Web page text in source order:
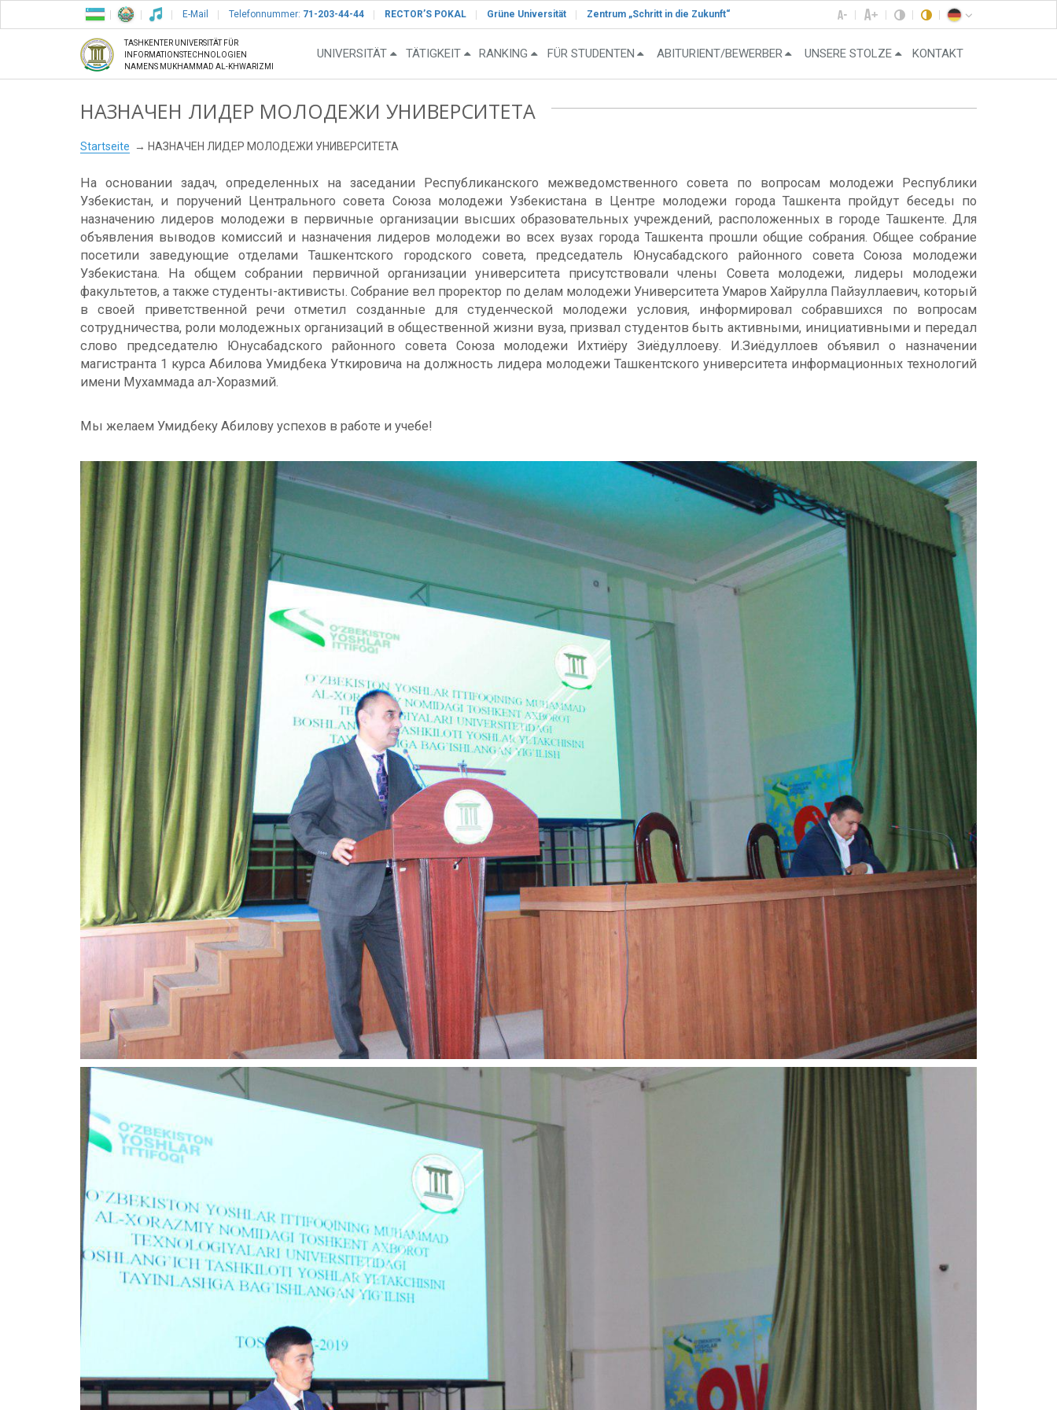
E-Mail Telefonnummer: 71-203-44-44 RECTOR’S POKAL Grüne Universität Zentrum „Schritt in die Zukunft“
TASHKENTER UNIVERSITÄT FÜR
INFORMATIONSTECHNOLOGIEN
NAMENS MUKHAMMAD AL-KHWARIZMI
UNIVERSITÄT TÄTIGKEIT RANKING FÜR STUDENTEN ABITURIENT/BEWERBER UNSERE STOLZE KONTAKT
НАЗНАЧЕН ЛИДЕР МОЛОДЕЖИ УНИВЕРСИТЕТА
Startseite НАЗНАЧЕН ЛИДЕР МОЛОДЕЖИ УНИВЕРСИТЕТА
На основании задач, определенных на заседании Республиканского межведомственного совета по вопросам молодежи Республики
Узбекистан, и поручений Центрального совета Союза молодежи Узбекистана в Центре молодежи города Ташкента пройдут беседы по
назначению лидеров молодежи в первичные организации высших образовательных учреждений, расположенных в городе Ташкенте. Для
объявления выводов комиссий и назначения лидеров молодежи во всех вузах города Ташкента прошли общие собрания. Общее собрание
посетили заведующие отделами Ташкентского городского совета, председатель Юнусабадского районного совета Союза молодежи
Узбекистана. На общем собрании первичной организации университета присутствовали члены Совета молодежи, лидеры молодежи
факультетов, а также студенты-активисты. Собрание вел проректор по делам молодежи Университета Умаров Хайрулла Пайзуллаевич, который
в своей приветственной речи отметил созданные для студенческой молодежи условия, информировал собравшихся по вопросам
сотрудничества, роли молодежных организаций в общественной жизни вуза, призвал студентов быть активными, инициативными и передал
слово председателю Юнусабадского районного совета Союза молодежи Ихтиёру Зиёдуллоеву. И.Зиёдуллоев объявил о назначении
магистранта 1 курса Абилова Умидбека Уткировича на должность лидера молодежи Ташкентского университета информационных технологий
имени Мухаммада ал-Хоразмий.
Мы желаем Умидбеку Абилову успехов в работе и учебе!